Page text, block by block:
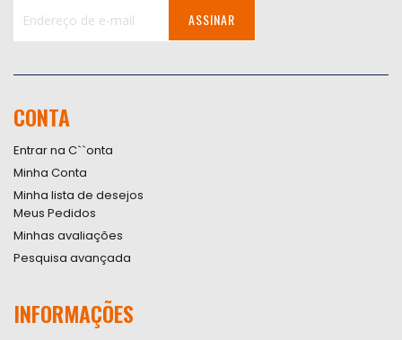
Newsletter:
ASSINAR
CONTA
Entrar na C``onta
Minha Conta
Minha lista de desejos
Meus Pedidos
Minhas avaliações
Pesquisa avançada
INFORMAÇÕES